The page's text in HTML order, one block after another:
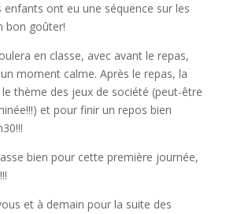
enfants ont eu une séquence sur les
bon goûter!
en classe, avec avant le repas,
moment calme. Après le repas, la
thème des jeux de société (peut-être
et pour finir un repos bien
bien pour cette première journée,
et à demain pour la suite des